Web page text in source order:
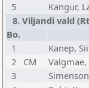
5
Kangur,
8. Viljandi vald
Bo.
1
Kanep,
2
CM Valgmae,
3